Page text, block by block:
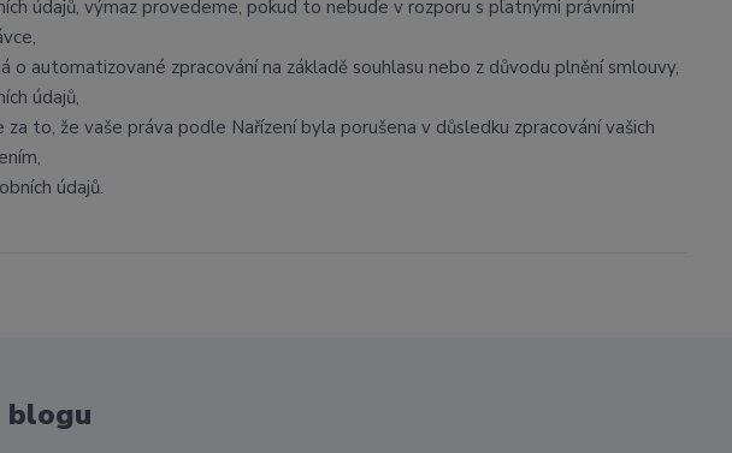
údajů, výmaz provedeme, pokud to nebude v rozporu s platnými právními
o automatizované zpracování na základě souhlasu nebo z důvodu plnění smlouvy,
údajů,
za to, že vaše práva podle Nařízení byla porušena v důsledku zpracování vašich
údajů.
blogu